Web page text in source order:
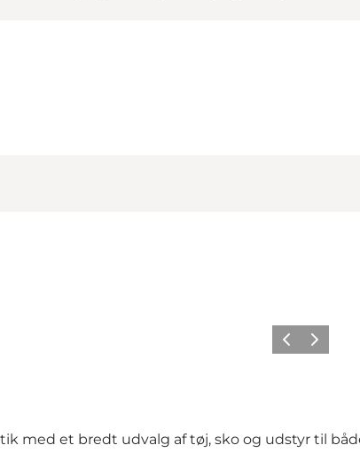
ForrigeNæste
med et bredt udvalg af tøj, sko og udstyr til